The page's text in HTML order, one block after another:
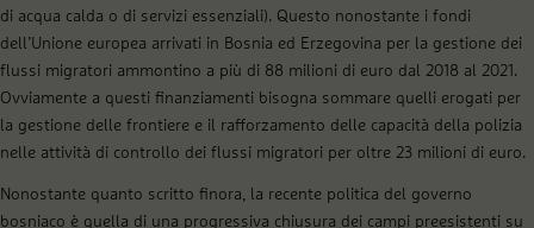
di acqua calda o di servizi essenziali). Questo nonostante i fondi
dell’Unione europea arrivati in Bosnia ed Erzegovina per la gestione dei
flussi migratori ammontino a più di 88 milioni di euro dal 2018 al 2021.
Ovviamente a questi finanziamenti bisogna sommare quelli erogati per
la gestione delle frontiere e il rafforzamento delle capacità della polizia
nelle attività di controllo dei flussi migratori per oltre 23 milioni di euro.
Nonostante quanto scritto finora, la recente politica del governo
bosniaco è quella di una progressiva chiusura dei campi preesistenti su